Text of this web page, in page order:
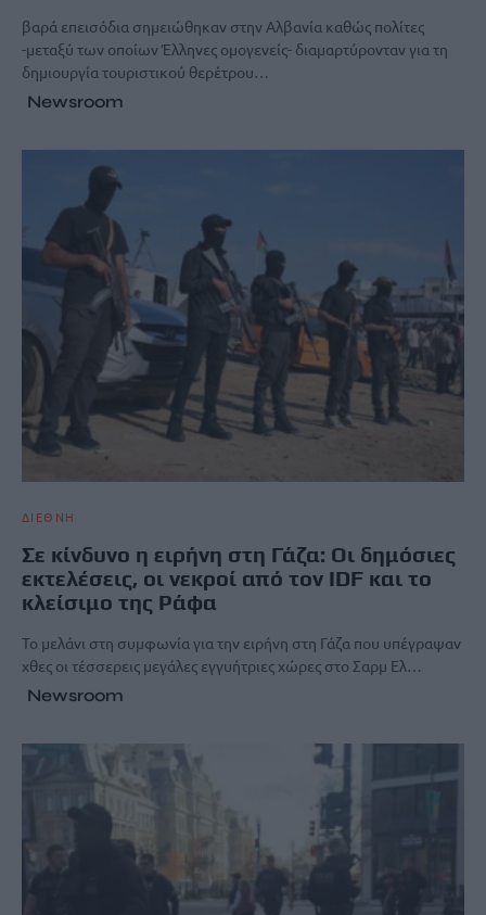
βαρά επεισόδια σημειώθηκαν στην Αλβανία καθώς πολίτες
-μεταξύ των οποίων Έλληνες ομογενείς- διαμαρτύρονταν για τη
δημιουργία τουριστικού θερέτρου…
Newsroom
ΔΙΕΘΝΗ
Σε κίνδυνο η ειρήνη στη Γάζα: Οι δημόσιες
εκτελέσεις, οι νεκροί από τον IDF και το
κλείσιμο της Ράφα
Το μελάνι στη συμφωνία για την ειρήνη στη Γάζα που υπέγραψαν
χθες οι τέσσερεις μεγάλες εγγυήτριες χώρες στο Σαρμ Ελ…
Newsroom